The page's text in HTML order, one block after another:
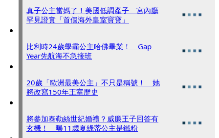
真子公主當媽了！美國低調產子 宮內廳
罕見證實「首個海外皇室寶寶」
比利時24歲學霸公主哈佛畢業！ Gap
Year先航海不急接班
20歲「歐洲最美公主」不只是稱號！ 她
將改寫150年王室歷史
將參加泰勒絲世紀婚禮？威廉王子回答有
玄機！ 曝11歲夏綠蒂公主是鐵粉